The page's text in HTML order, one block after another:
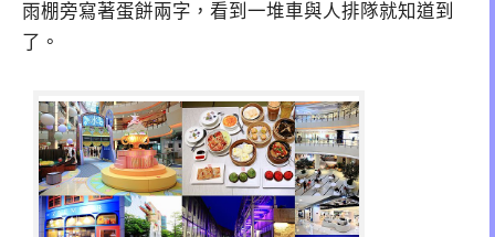
雨棚旁寫著蛋餅兩字，看到一堆車與人排隊就知道到
了。